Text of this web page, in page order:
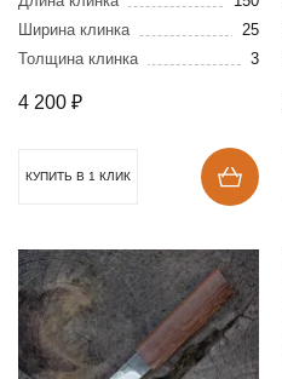
нержавеющей стали
110Х18
Ширина клинка
25
Толщина клинка
3
4 200 ₽
КУПИТЬ В 1 КЛИК